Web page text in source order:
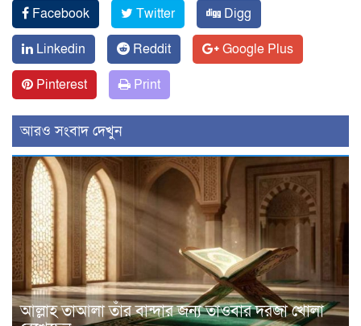
Facebook Twitter
Digg
Linkedin
Reddit
Google Plus
Pinterest
Print
আরও সংবাদ দেখুন
আল্লাহ তাআলা তাঁর বান্দার জন্য তাওবার দরজা খোলা